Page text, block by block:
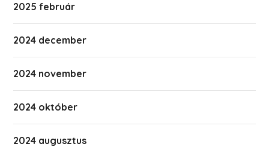
2025 február
2024 december
2024 november
2024 október
2024 augusztus